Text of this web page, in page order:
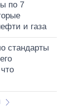
по 7
и газа
стандарты